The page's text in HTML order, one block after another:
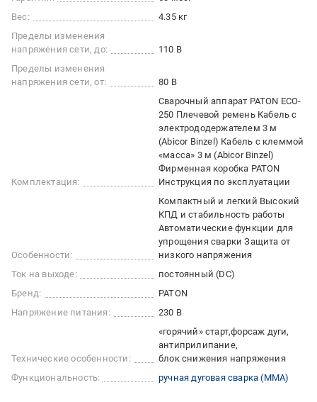
Вес:
4.35 кг
Пределы изменения
напряжения сети, до:
110 В
Пределы изменения
напряжения сети, от:
80 В
Комплектация:
Сварочный аппарат PATON ECO-
250 Плечевой ремень Кабель с
электрододержателем 3 м
(Abicor Binzel) Кабель с клеммой
«масса» 3 м (Abicor Binzel)
Фирменная коробка PATON
Инструкция по эксплуатации
Особенности:
Компактный и легкий Высокий
КПД и стабильность работы
Автоматические функции для
упрощения сварки Защита от
низкого напряжения
Ток на выходе:
постоянный (DC)
Бренд:
PATON
Напряжение питания:
230 В
Технические особенности:
«горячий» старт форсаж дуги
антиприлипание
блок снижения напряжения
Функциональность:
ручная дуговая сварка (ММА)